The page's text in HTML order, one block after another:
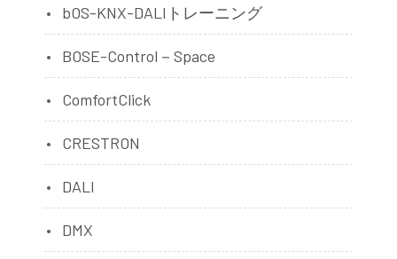
bOS-KNX-DALIトレーニング
BOSE-Control－Space
ComfortClick
CRESTRON
DALI
DMX